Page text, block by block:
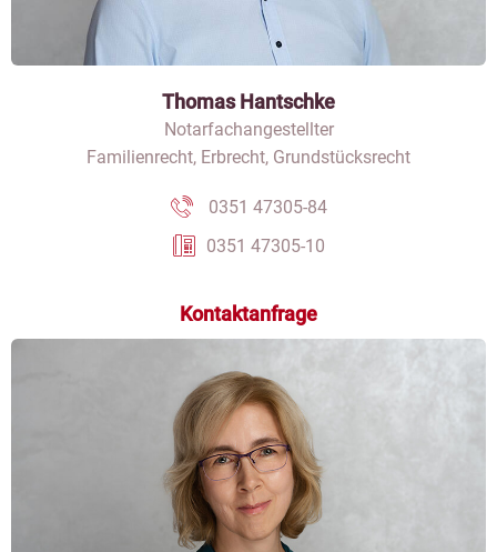
Thomas Hantschke
Notarfachangestellter
Familienrecht, Erbrecht, Grundstücksrecht
0351 47305-84
0351 47305-10
Kontaktanfrage